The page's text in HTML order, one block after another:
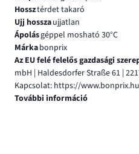
Hossztérdet takaró
Ujj hosszaujjatlan
Ápolásgéppel mosható 30°C
Márkabonprix
Az EU felé felelős gazdasági
mbH | Haldesdorfer Straße 61 |
Kapcsolat: https://
További információ